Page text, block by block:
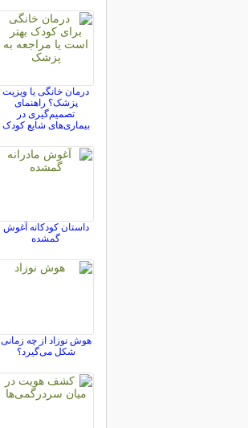
درمان خانگی یا ویزیت
پزشک؟ راهنمای
تصمیم‌گیری در
بیماری‌های شایع کودک
داستان کودکانه آغوش
گمشده
هوش نوزاد از چه زمانی
شکل می‌گیرد؟